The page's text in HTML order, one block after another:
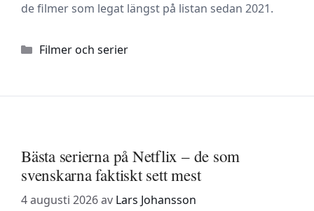
de filmer som legat längst på listan sedan 2021.
Kategorier
Filmer och serier
Bästa serierna på Netflix – de som
svenskarna faktiskt sett mest
4 augusti 2026av Lars Johansson